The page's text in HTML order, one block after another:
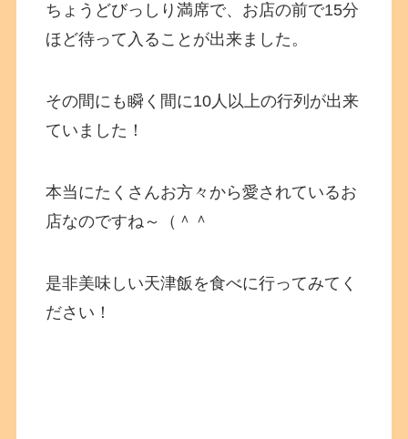
ちょうどびっしり満席で、お店の前で15分
ほど待って入ることが出来ました。
その間にも瞬く間に10人以上の行列が出来
ていました！
本当にたくさんお方々から愛されているお
店なのですね～（＾＾
是非美味しい天津飯を食べに行ってみてく
ださい！